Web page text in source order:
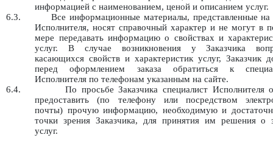
информацией с наименованием, ценой и описанием услуг.
6.3.
Все информационные материалы, представленные на
Исполнителя, носят справочный характер и не могут в
мере передавать информацию о свойствах и
услуг. В случае возникновения у Заказчика
касающихся свойств и характеристик услуг, Заказчик
перед оформлением заказа обратиться к
Исполнителя по телефонам указанным на сайте.
6.4.
По просьбе Заказчика специалист Исполнителя
предоставить (по телефону или посредством
почты) прочую информацию, необходимую и
точки зрения Заказчика, для принятия им решения о
услуг.